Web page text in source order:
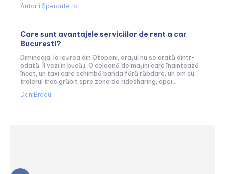
Autorii Sperante.ro
Care sunt avantajele serviciilor de rent a car
Bucuresti?
Dimineața, la ieșirea din Otopeni, orașul nu se arată dintr-
odată. Îl vezi în bucăți. O coloană de mașini care înaintează
încet, un taxi care schimbă banda fără răbdare, un om cu
trolerul tras grăbit spre zona de ridesharing, apoi...
Dan Bradu